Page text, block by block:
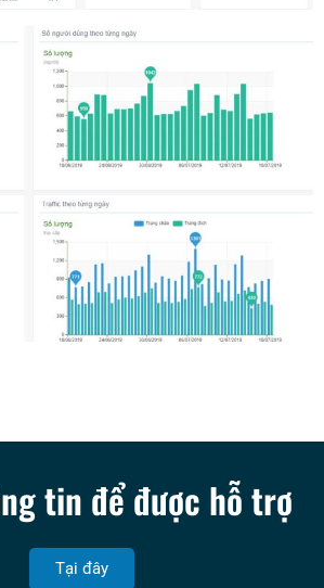
tin để được hỗ trợ
Tại đây